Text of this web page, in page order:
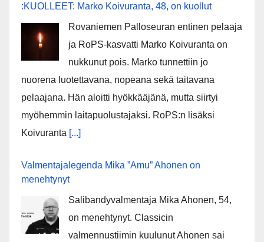
:KUOLLEET: Marko Koivuranta, 48, on kuollut
Rovaniemen Palloseuran entinen pelaaja
ja RoPS-kasvatti Marko Koivuranta on
nukkunut pois. Marko tunnettiin jo
nuorena luotettavana, nopeana sekä taitavana
pelaajana. Hän aloitti hyökkääjänä, mutta siirtyi
myöhemmin laitapuolustajaksi. RoPS:n lisäksi
Koivuranta [...]
Valmentajalegenda Mika ”Amu” Ahonen on
menehtynyt
Salibandyvalmentaja Mika Ahonen, 54,
on menehtynyt. Classicin
valmennustiimin kuulunut Ahonen sai